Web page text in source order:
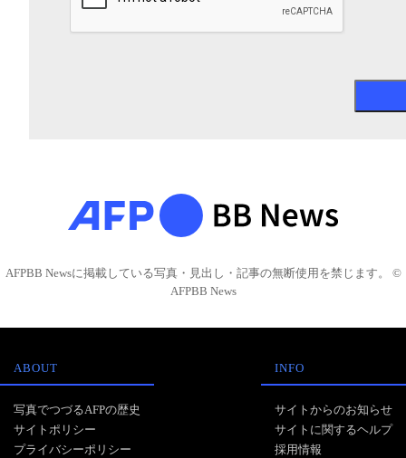
AFPBB Newsに掲載している写真・見出し・記事の無断使用を禁じます。 ©
AFPBB News
ABOUT
写真でつづるAFPの歴史
サイトポリシー
プライバシーポリシー
INFO
サイトからのお知らせ
サイトに関するヘルプ
採用情報